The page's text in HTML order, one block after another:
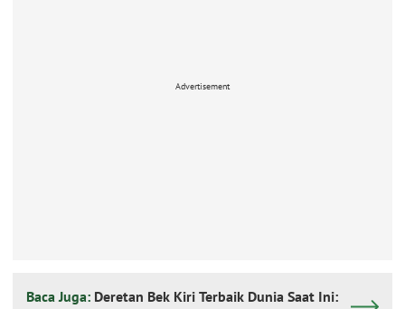
Advertisement
Baca Juga: Deretan Bek Kiri Terbaik Dunia Saat Ini: